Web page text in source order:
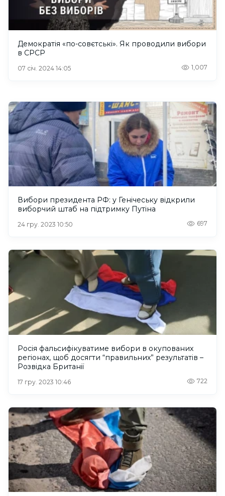
Демократія «по-совєтські». Як проводили вибори
в СРСР
07 січ. 2024 14:05 1,007
Вибори президента РФ: у Генічеську відкрили
виборчий штаб на підтримку Путіна
24 гру. 2023 10:50 697
Росія фальсифікуватиме вибори в окупованих
регіонах, щоб досягти “правильних” результатів –
Розвідка Британії
17 гру. 2023 10:46 722